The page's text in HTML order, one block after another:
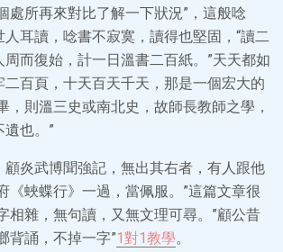
處所再來對比了解一下狀況”，這般唸
耳讀，唸書不寂寞，讀得也堅固，“讀二
而復始，計一日溫書二百紙。”天天都如
百頁，十天百天千天，那是一個宏大的
，則溫三史或南北史，故師長教師之學，
也。”
顧炎武博聞強記，無出其右者，有人跟他
《蛺蝶行》一過，當佩服。”這篇文章很
相雜，無句讀，又無文理可尋。”顧公昔
背誦，不掉一字”1對1教學。